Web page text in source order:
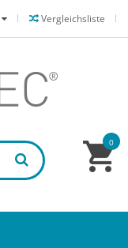
Vergleichsliste
0